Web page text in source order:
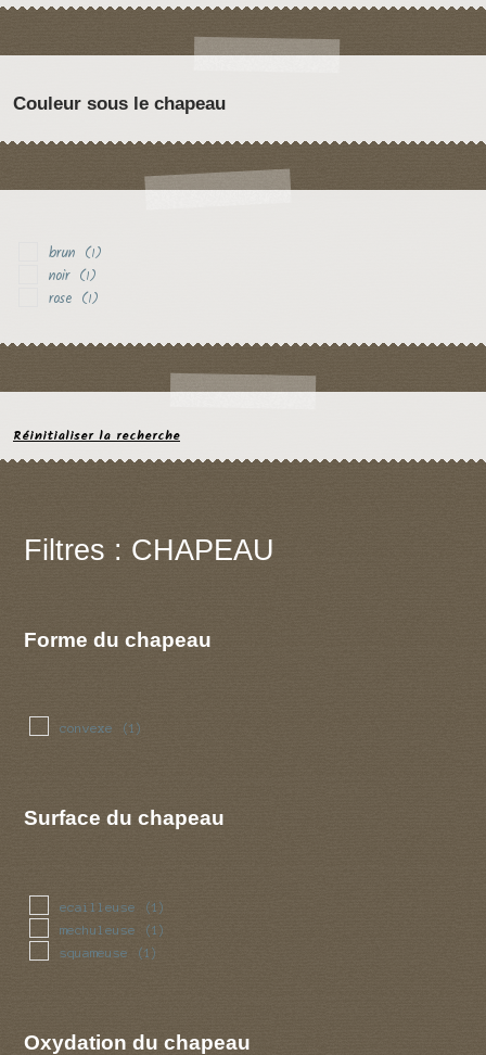
Couleur sous le chapeau
brun (1)
noir (1)
rose (1)
Réinitialiser la recherche
Filtres : CHAPEAU
Forme du chapeau
convexe (1)
Surface du chapeau
ecailleuse (1)
mechuleuse (1)
squameuse (1)
Oxydation du chapeau